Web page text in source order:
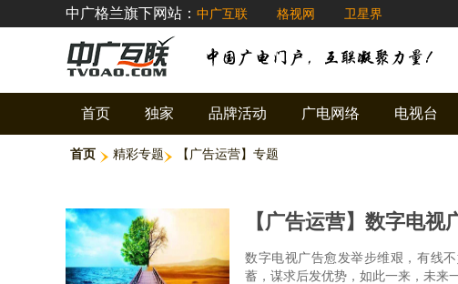
中广格兰旗下网站： 中广互联 格视网 卫星界
首页 独家 品牌活动 广电网络 电视台
首页 精彩专题 【广告运营】专题
【广告运营】数字电视
数字电视广告愈发举步维艰，有线
蓄，谋求后发优势，如此一来，未来